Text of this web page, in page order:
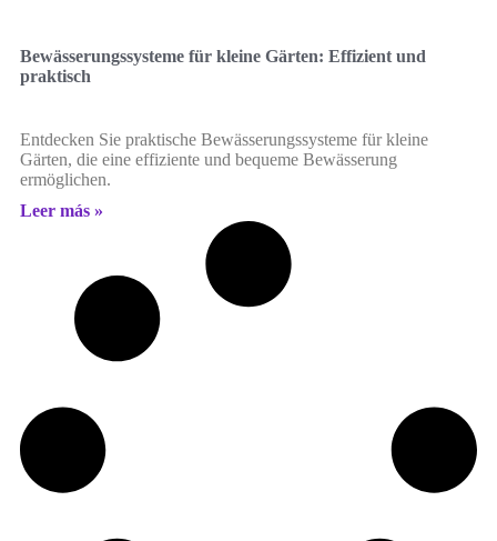
Bewässerungssysteme für kleine Gärten: Effizient und
praktisch
Entdecken Sie praktische Bewässerungssysteme für kleine
Gärten, die eine effiziente und bequeme Bewässerung
ermöglichen.
Leer más »